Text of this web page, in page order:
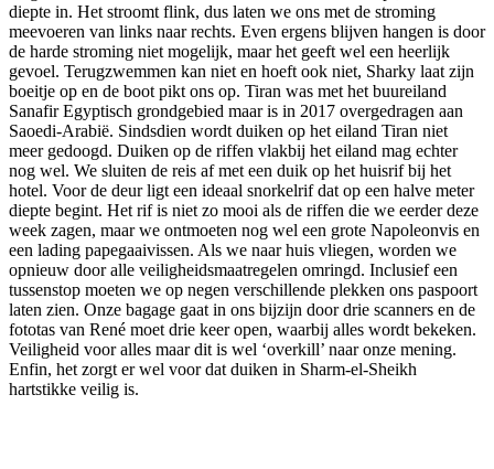
diepte in. Het stroomt flink, dus laten we ons met de stroming
meevoeren van links naar rechts. Even ergens blijven hangen is door
de harde stroming niet mogelijk, maar het geeft wel een heerlijk
gevoel. Terugzwemmen kan niet en hoeft ook niet, Sharky laat zijn
boeitje op en de boot pikt ons op. Tiran was met het buureiland
Sanafir Egyptisch grondgebied maar is in 2017 overgedragen aan
Saoedi-Arabië. Sindsdien wordt duiken op het eiland Tiran niet
meer gedoogd. Duiken op de riffen vlakbij het eiland mag echter
nog wel. We sluiten de reis af met een duik op het huisrif bij het
hotel. Voor de deur ligt een ideaal snorkelrif dat op een halve meter
diepte begint. Het rif is niet zo mooi als de riffen die we eerder deze
week zagen, maar we ontmoeten nog wel een grote Napoleonvis en
een lading papegaaivissen. Als we naar huis vliegen, worden we
opnieuw door alle veiligheidsmaatregelen omringd. Inclusief een
tussenstop moeten we op negen verschillende plekken ons paspoort
laten zien. Onze bagage gaat in ons bijzijn door drie scanners en de
fototas van René moet drie keer open, waarbij alles wordt bekeken.
Veiligheid voor alles maar dit is wel ‘overkill’ naar onze mening.
Enfin, het zorgt er wel voor dat duiken in Sharm-el-Sheikh
hartstikke veilig is.